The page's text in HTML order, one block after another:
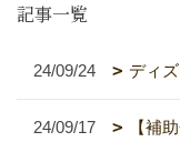
記事一覧
24/09/24 ディ
24/09/17 【補